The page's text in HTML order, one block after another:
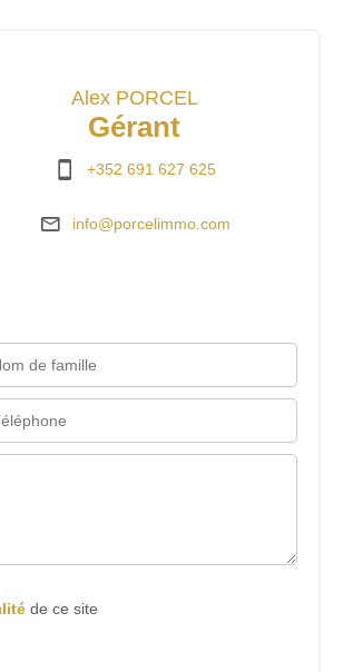
Alex PORCEL
Gérant
+352 691 627 625
info@porcelimmo.com
de ce site